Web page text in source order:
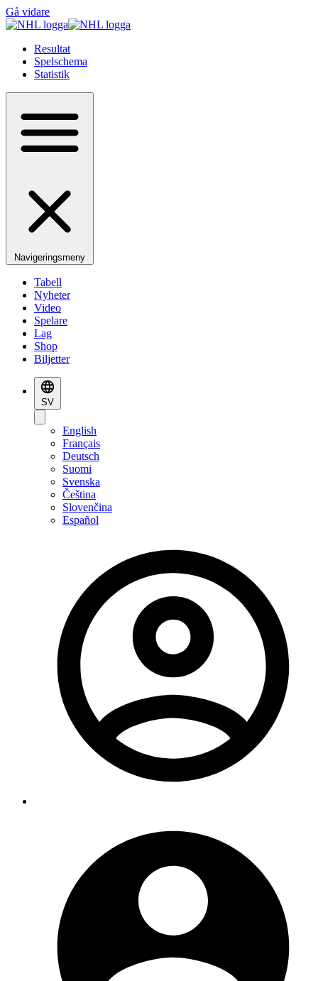
Gå vidare
Resultat
Spelschema
Statistik
Navigeringsmeny
Tabell
Nyheter
Video
Spelare
Lag
Shop
Biljetter
SV
English
Français
Deutsch
Suomi
Svenska
Čeština
Slovenčina
Español